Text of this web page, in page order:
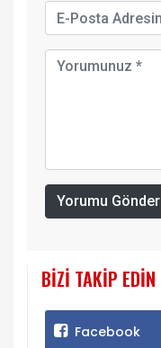
Yorumu Gönder
BIZI TAKIP EDIN
Facebook